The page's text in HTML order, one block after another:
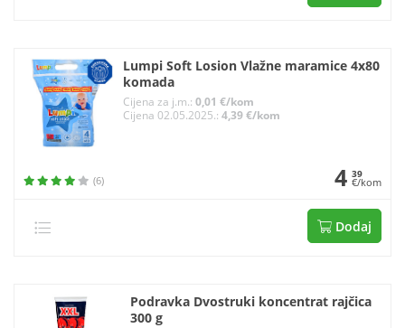
Lumpi Soft Losion Vlažne maramice 4x80
komada
Cijena za j.m.: 0,01 €/kom
Cijena 02.05.2025.: 4,39 €/kom
(6) 4 39
€/kom
Dodaj
Podravka Dvostruki koncentrat rajčica
300 g